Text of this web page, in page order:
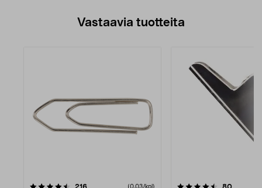
Vastaavia tuotteita
arvostelut (0,03/kpl)
4.5viidestä